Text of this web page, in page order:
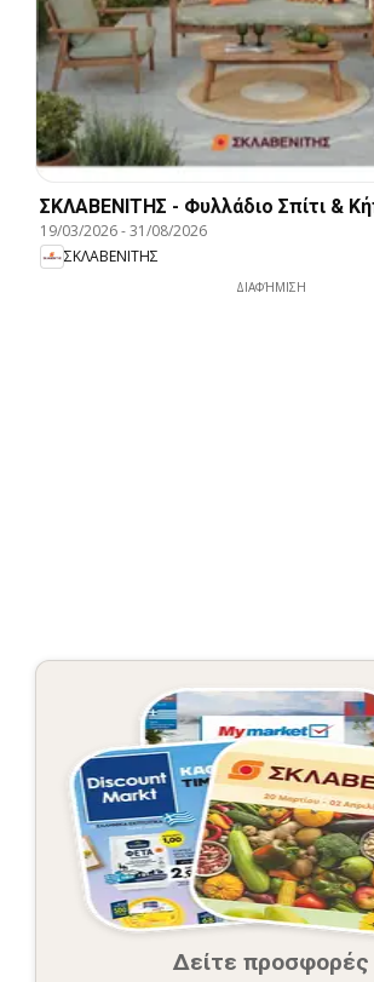
ΣΚΛΑΒΕΝΙΤΗΣ - Φυλλάδιο Σπίτι &
19/03/2026-31/08/2026
ΣΚΛΑΒΕΝΙΤΗΣ
ΔΙΑΦΉΜΙΣΗ
Δείτε προσφορές